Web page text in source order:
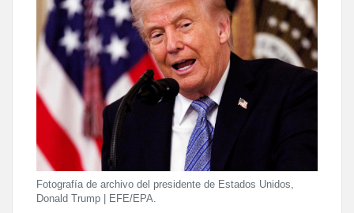
Fotografía de archivo del presidente de Estados Unidos,
Donald Trump | EFE/EPA.